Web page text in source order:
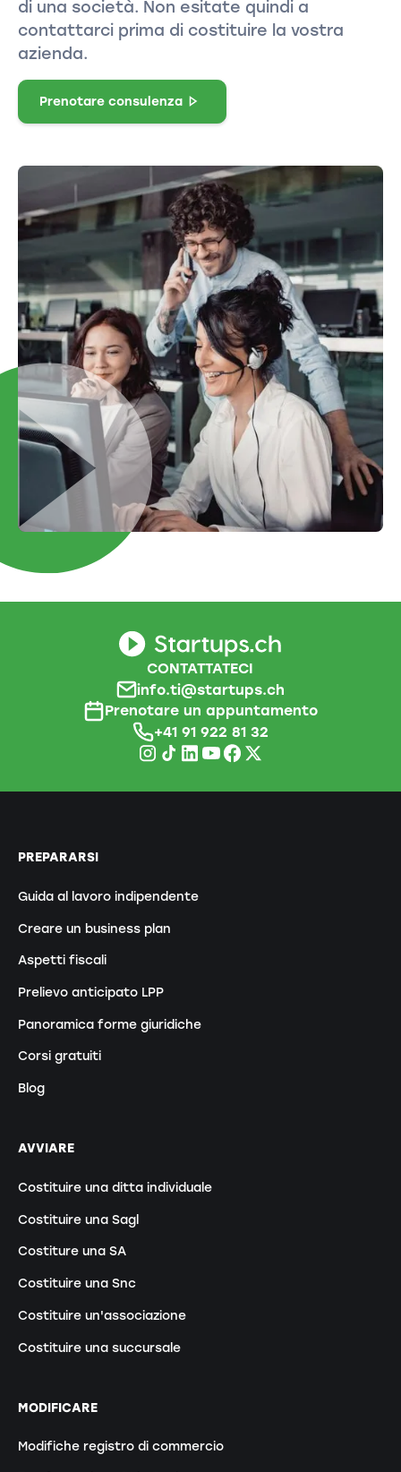
di una società. Non esitate quindi a
contattarci prima di costituire la vostra
azienda.
Prenotare consulenza
CONTATTATECI
info.ti@startups.ch
Prenotare un appuntamento
+41 91 922 81 32
PREPARARSI
Guida al lavoro indipendente
Creare un business plan
Aspetti fiscali
Prelievo anticipato LPP
Panoramica forme giuridiche
Corsi gratuiti
Blog
AVVIARE
Costituire una ditta individuale
Costituire una Sagl
Costiture una SA
Costituire una Snc
Costituire un'associazione
Costituire una succursale
MODIFICARE
Modifiche registro di commercio